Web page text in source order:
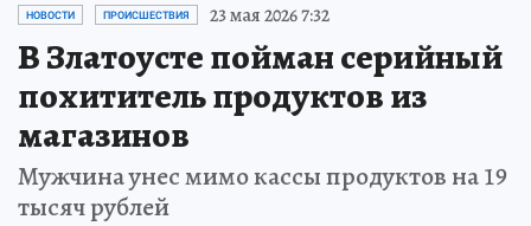
НОВОСТИ ПРОИСШЕСТВИЯ 23 мая 2026 7:32
В Златоусте пойман серийный
похититель продуктов из
магазинов
Мужчина унес мимо кассы продуктов на 19
тысяч рублей